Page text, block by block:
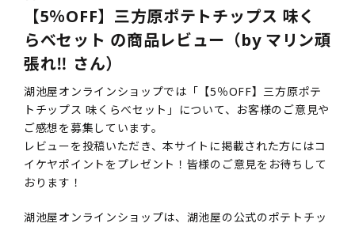
【5％OFF】三方原ポテトチップス 味く
らべセット の商品レビュー（by マリン頑
張れ‼️ さん）
湖池屋オンラインショップでは「【5％OFF】三方原ポテ
トチップス 味くらべセット」について、お客様のご意見や
ご感想を募集しています。
レビューを投稿いただき、本サイトに掲載された方にはコ
イケヤポイントをプレゼント！皆様のご意見をお待ちして
おります！
湖池屋オンラインショップは、湖池屋の公式のポテトチッ